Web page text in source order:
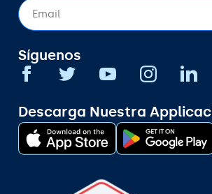
Síguenos
Descarga Nuestra